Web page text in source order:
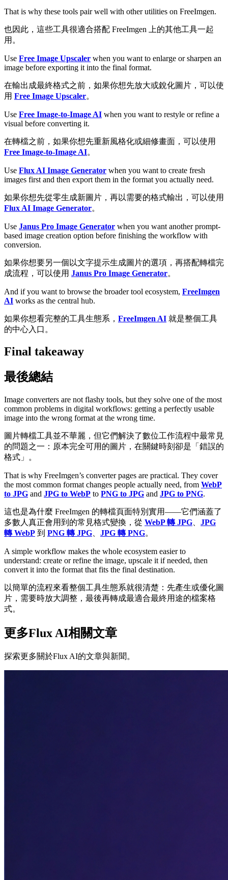
That is why these tools pair well with other utilities on FreeImgen.
也因此，這些工具很適合搭配 FreeImgen 上的其他工具一起
用。
Use Free Image Upscaler when you want to enlarge or sharpen an
image before exporting it into the final format.
在輸出成最終格式之前，如果你想先放大或銳化圖片，可以使
用 Free Image Upscaler。
Use Free Image-to-Image AI when you want to restyle or refine a
visual before converting it.
在轉檔之前，如果你想先重新風格化或細修畫面，可以使用
Free Image-to-Image AI。
Use Flux AI Image Generator when you want to create fresh
images first and then export them in the format you actually need.
如果你想先從零生成新圖片，再以需要的格式輸出，可以使用
Flux AI Image Generator。
Use Janus Pro Image Generator when you want another prompt-
based image creation option before finishing the workflow with
conversion.
如果你想要另一個以文字提示生成圖片的選項，再搭配轉檔完
成流程，可以使用 Janus Pro Image Generator。
And if you want to browse the broader tool ecosystem, FreeImgen
AI works as the central hub.
如果你想看完整的工具生態系， FreeImgen AI 就是整個工具
的中心入口。
Final takeaway
最後總結
Image converters are not flashy tools, but they solve one of the most
common problems in digital workflows: getting a perfectly usable
image into the wrong format at the wrong time.
圖片轉檔工具並不華麗，但它們解決了數位工作流程中最常見
的問題之一：原本完全可用的圖片，在關鍵時刻卻是「錯誤的
格式」。
That is why FreeImgen’s converter pages are practical. They cover
the most common format changes people actually need, from WebP
to JPG and JPG to WebP to PNG to JPG and JPG to PNG.
這也是為什麼 FreeImgen 的轉檔頁面特別實用——它們涵蓋了
多數人真正會用到的常見格式變換，從 WebP 轉 JPG
JPG
轉 WebP 到 PNG 轉 JPG JPG 轉 PNG。
A simple workflow makes the whole ecosystem easier to
understand: create or refine the image, upscale it if needed, then
convert it into the format that fits the final destination.
以簡單的流程來看整個工具生態系就很清楚：先產生或優化圖
片，需要時放大調整，最後再轉成最適合最終用途的檔案格
式。
更多Flux AI相關文章
探索更多關於Flux AI的文章與新聞。